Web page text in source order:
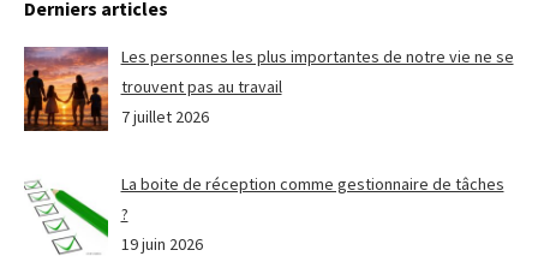
Derniers articles
Les personnes les plus importantes de notre vie ne se
trouvent pas au travail
7 juillet 2026
La boite de réception comme gestionnaire de tâches
?
19 juin 2026